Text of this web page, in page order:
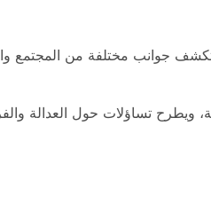
وتجارب تكشف جوانب مختلفة من المجتمع
ويطرح تساؤلات حول العدالة